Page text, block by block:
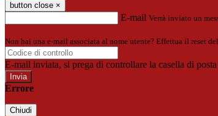
button close ×
E-mail Verrà inviato un
Non hai una e-mail associata al nome utente? Effettua il reset
E-mail inviata, si prega di controllare la casella di
Errore
Chiudi